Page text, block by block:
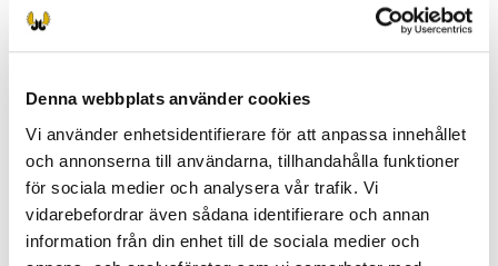
Denna webbplats använder cookies
Vi använder enhetsidentifierare för att anpassa innehållet
och annonserna till användarna, tillhandahålla funktioner
för sociala medier och analysera vår trafik. Vi
vidarebefordrar även sådana identifierare och annan
information från din enhet till de sociala medier och
Havstruten är, som namnet säger, en
havslevande art. Den förekommer längs
Finlands hela kustområde och i skärgården.
Havstruten häckar på de yttersta skären och